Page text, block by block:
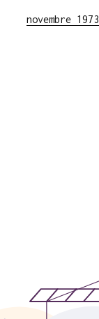
novembre 1973